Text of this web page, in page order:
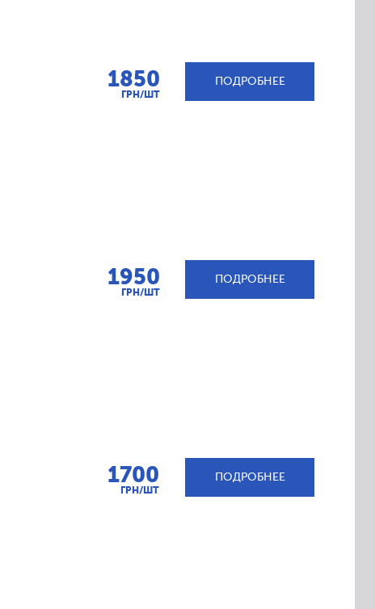
1850
ГРН/ШТ
ПОДРОБНЕЕ
1950
ГРН/ШТ
ПОДРОБНЕЕ
1700
ГРН/ШТ
ПОДРОБНЕЕ